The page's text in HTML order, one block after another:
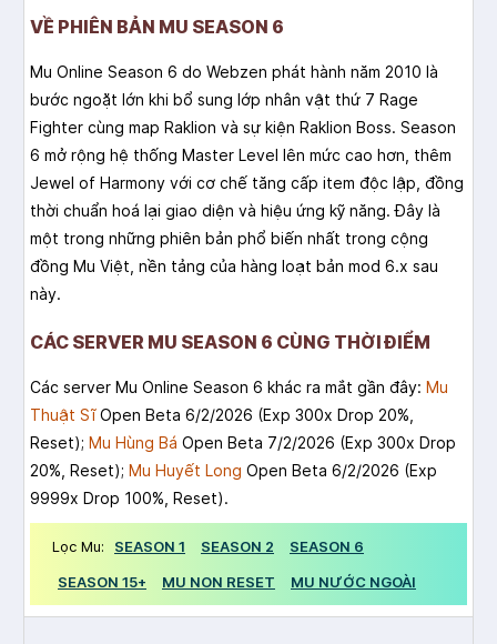
VỀ PHIÊN BẢN MU SEASON 6
Mu Online Season 6 do Webzen phát hành năm 2010 là
bước ngoặt lớn khi bổ sung lớp nhân vật thứ 7 Rage
Fighter cùng map Raklion và sự kiện Raklion Boss. Season
6 mở rộng hệ thống Master Level lên mức cao hơn, thêm
Jewel of Harmony với cơ chế tăng cấp item độc lập, đồng
thời chuẩn hoá lại giao diện và hiệu ứng kỹ năng. Đây là
một trong những phiên bản phổ biến nhất trong cộng
đồng Mu Việt, nền tảng của hàng loạt bản mod 6.x sau
này.
CÁC SERVER MU SEASON 6 CÙNG THỜI ĐIỂM
Các server Mu Online Season 6 khác ra mắt gần đây: Mu
Thuật SĩOpen Beta 6/2/2026 (Exp 300x Drop 20%,
Reset); Mu Hùng Bá Open Beta 7/2/2026 (Exp 300x Drop
20%, Reset); Mu Huyết Long Open Beta 6/2/2026 (Exp
9999x Drop 100%, Reset).
Lọc Mu: SEASON 1 SEASON 2
SEASON 6
SEASON 15+
MU NON RESET MU NƯỚC NGOÀI